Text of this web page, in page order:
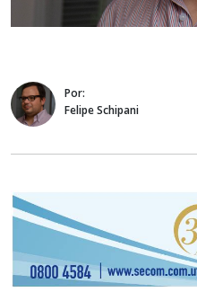
Por:
Felipe Schipani